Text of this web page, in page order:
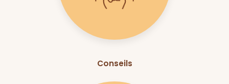
Conseils